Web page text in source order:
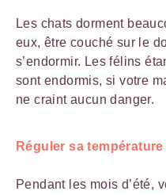
Les chats dorment
eux, être couché sur le
s’endormir. Les félins
sont endormis, si votre
ne craint aucun danger.
Réguler sa
Pendant les mois d’été,